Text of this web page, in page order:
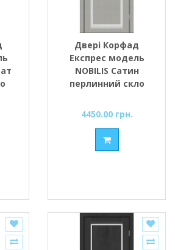
Двері Корфад
Експрес модель
NOBILIS Сатин
перлинний скло
4450.00 грн.